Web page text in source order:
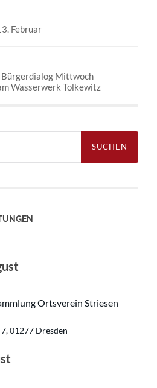
Februar
Bürgerdialog Mittwoch
Wasserwerk Tolkewitz
Ortsverein Striesen
01277 Dresden